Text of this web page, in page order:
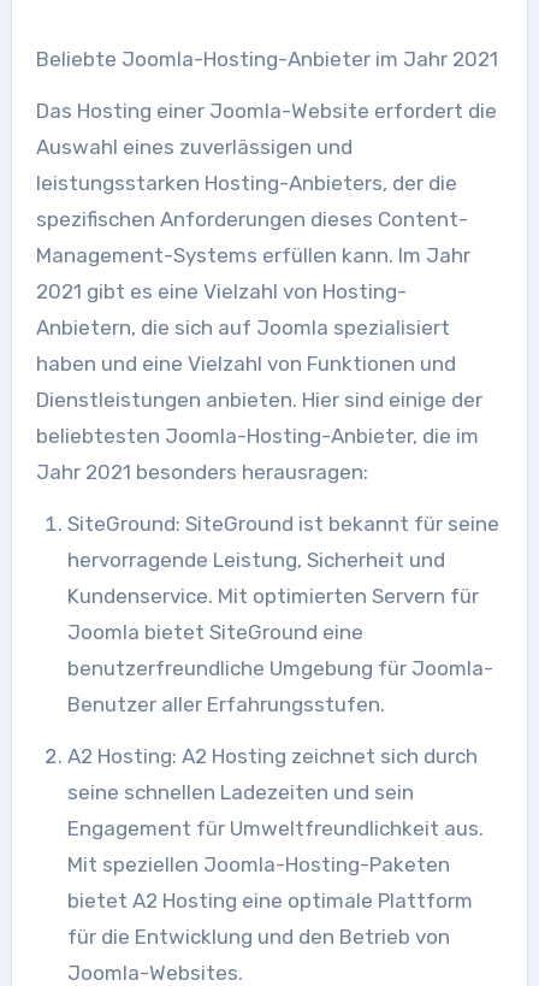
Beliebte Joomla-Hosting-Anbieter im Jahr 2021
Das Hosting einer Joomla-Website erfordert die
Auswahl eines zuverlässigen und
leistungsstarken Hosting-Anbieters, der die
spezifischen Anforderungen dieses Content-
Management-Systems erfüllen kann. Im Jahr
2021 gibt es eine Vielzahl von Hosting-
Anbietern, die sich auf Joomla spezialisiert
haben und eine Vielzahl von Funktionen und
Dienstleistungen anbieten. Hier sind einige der
beliebtesten Joomla-Hosting-Anbieter, die im
Jahr 2021 besonders herausragen:
SiteGround: SiteGround ist bekannt für seine
hervorragende Leistung, Sicherheit und
Kundenservice. Mit optimierten Servern für
Joomla bietet SiteGround eine
benutzerfreundliche Umgebung für Joomla-
Benutzer aller Erfahrungsstufen.
A2 Hosting: A2 Hosting zeichnet sich durch
seine schnellen Ladezeiten und sein
Engagement für Umweltfreundlichkeit aus.
Mit speziellen Joomla-Hosting-Paketen
bietet A2 Hosting eine optimale Plattform
für die Entwicklung und den Betrieb von
Joomla-Websites.